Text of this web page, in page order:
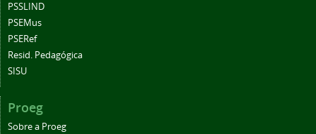
PSSLIND
PSEMus
PSERef
Resid. Pedagógica
SISU
Proeg
Sobre a Proeg